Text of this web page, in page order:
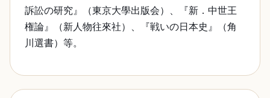
訴訟の研究』（東京大學出版会）、『新．中世王
権論』（新人物往來社）、『戦いの日本史』（角
川選書）等。